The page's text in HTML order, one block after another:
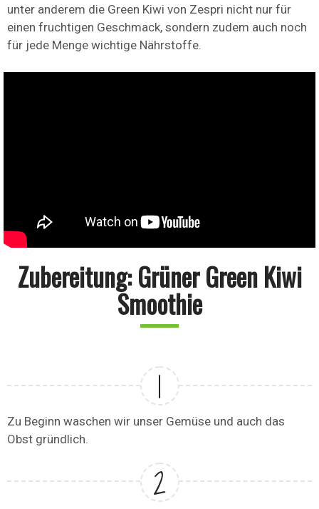
unter anderem die Green Kiwi von Zespri nicht nur für
einen fruchtigen Geschmack, sondern zudem auch noch
für jede Menge wichtige Nährstoffe.
Zubereitung: Grüner Green Kiwi
Smoothie
Zu Beginn waschen wir unser Gemüse und auch das
Obst gründlich.